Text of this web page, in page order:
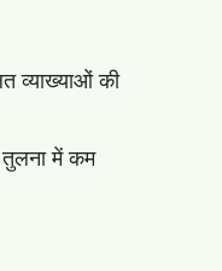
व्याख्याओं की
तुलना में कम